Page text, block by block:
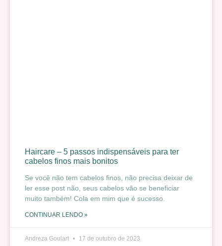
Haircare – 5 passos indispensáveis para ter
cabelos finos mais bonitos
Se você não tem cabelos finos, não precisa deixar de
ler esse post não, seus cabelos vão se beneficiar
muito também! Cola em mim que é sucesso.
CONTINUAR LENDO »
Andreza Goulart 17 de outubro de 2023